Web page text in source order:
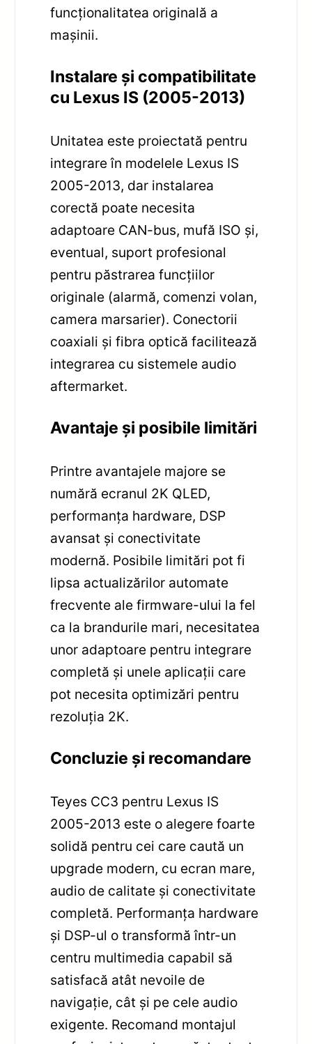
funcționalitatea originală a
mașinii.
Instalare și compatibilitate
cu Lexus IS (2005-2013)
Unitatea este proiectată pentru
integrare în modelele Lexus IS
2005-2013, dar instalarea
corectă poate necesita
adaptoare CAN-bus, mufă ISO și,
eventual, suport profesional
pentru păstrarea funcțiilor
originale (alarmă, comenzi volan,
camera marsarier). Conectorii
coaxiali și fibra optică facilitează
integrarea cu sistemele audio
aftermarket.
Avantaje și posibile limitări
Printre avantajele majore se
numără ecranul 2K QLED,
performanța hardware, DSP
avansat și conectivitate
modernă. Posibile limitări pot fi
lipsa actualizărilor automate
frecvente ale firmware-ului la fel
ca la brandurile mari, necesitatea
unor adaptoare pentru integrare
completă și unele aplicații care
pot necesita optimizări pentru
rezoluția 2K.
Concluzie și recomandare
Teyes CC3 pentru Lexus IS
2005-2013 este o alegere foarte
solidă pentru cei care caută un
upgrade modern, cu ecran mare,
audio de calitate și conectivitate
completă. Performanța hardware
și DSP-ul o transformă într-un
centru multimedia capabil să
satisfacă atât nevoile de
navigație, cât și pe cele audio
exigente. Recomand montajul